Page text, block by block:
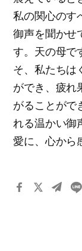
私の関心のす
御声を聞かせ
す。天の母で
そ、私たちは
ができ、疲れ
がることがで
れる温かい御
愛に、心から